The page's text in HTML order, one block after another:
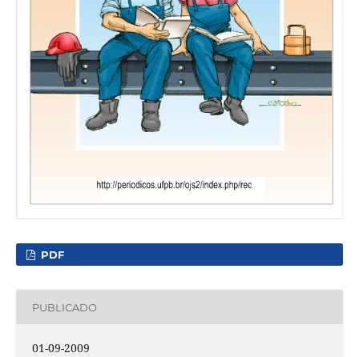
PDF
PUBLICADO
01-09-2009